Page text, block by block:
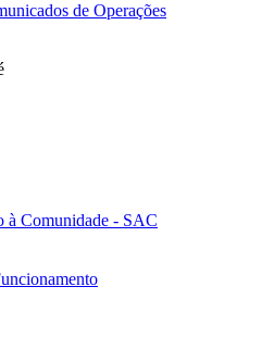
de Operações
à Comunidade - SAC